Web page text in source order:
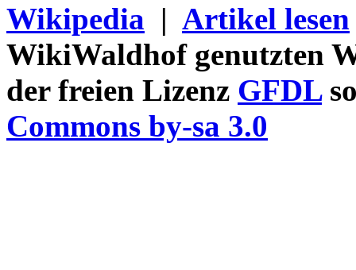
Wikipedia | Artikel lesen
WikiWaldhof genutzten
der freien Lizenz GFDL
Commons by-sa 3.0